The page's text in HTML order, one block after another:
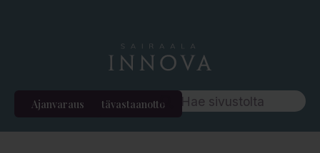
Etävastaanotto
Ajanvaraus